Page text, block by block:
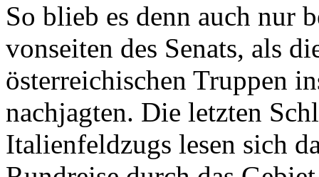
So blieb es denn auch nur
vonseiten des Senats, als
österreichischen Truppen
nachjagten. Die letzten
Italienfeldzugs lesen sich